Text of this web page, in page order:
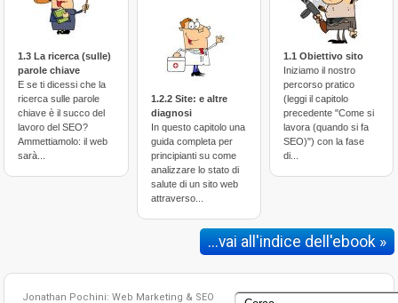
1.3 La ricerca (sulle)
parole chiave
E se ti dicessi che la
ricerca sulle parole
chiave è il succo del
lavoro del SEO?
Ammettiamolo: il web
sarà...
1.2.2 Site: e altre
diagnosi
In questo capitolo una
guida completa per
principianti su come
analizzare lo stato di
salute di un sito web
attraverso...
1.1 Obiettivo sito
Iniziamo il nostro
percorso pratico
(leggi il capitolo
precedente "Come si
lavora (quando si fa
SEO)") con la fase
di...
...vai all'indice dell'ebook »
Jonathan Pochini: Web Marketing & SEO